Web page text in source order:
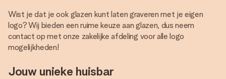
Wist je dat je ook glazen kunt laten graveren met je eigen
logo? Wij bieden een ruime keuze aan glazen, dus neem
contact op met onze zakelijke afdeling voor alle logo
mogelijkheden!
Jouw unieke huisbar